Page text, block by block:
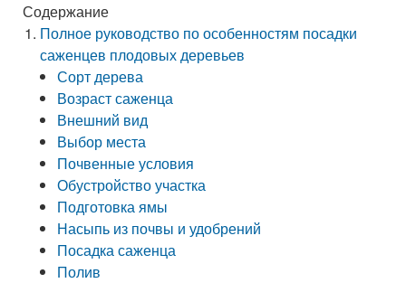
Содержание
Полное руководство по особенностям посадки
саженцев плодовых деревьев
Сорт дерева
Возраст саженца
Внешний вид
Выбор места
Почвенные условия
Обустройство участка
Подготовка ямы
Насыпь из почвы и удобрений
Посадка саженца
Полив